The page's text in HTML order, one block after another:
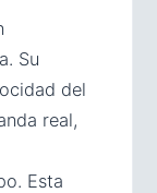
Su
del
real,
Esta